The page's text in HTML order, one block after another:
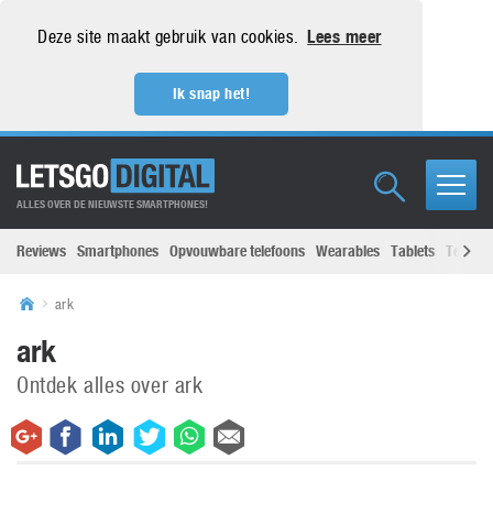
Deze site maakt gebruik van cookies. Lees meer
Ik snap het!
ALLES OVER DE NIEUWSTE SMARTPHONES!
Reviews Smartphones Opvouwbare telefoons Wearables Tablets
ark
ark
Ontdek alles over ark